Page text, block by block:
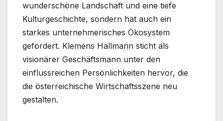
wunderschöne Landschaft und eine tiefe
Kulturgeschichte, sondern hat auch ein
starkes unternehmerisches Ökosystem
gefördert. Klemens Hallmann sticht als
visionärer Geschäftsmann unter den
einflussreichen Persönlichkeiten hervor, die
die österreichische Wirtschaftsszene neu
gestalten.